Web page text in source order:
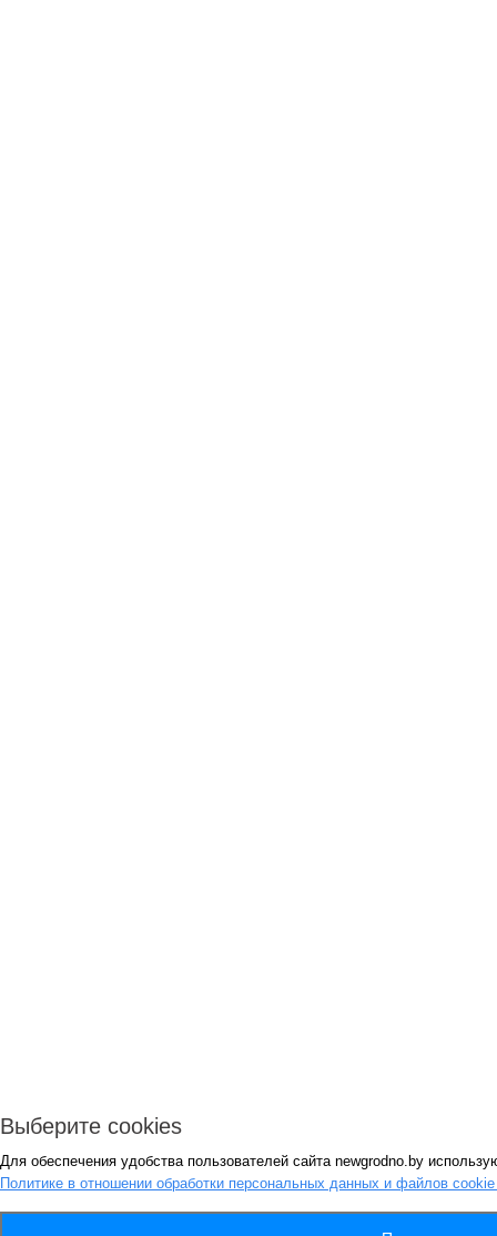
Выберите cookies
Для обеспечения удобства пользователей сайта newgrodno.by
Политике в отношении обработки персональных данных и файлов